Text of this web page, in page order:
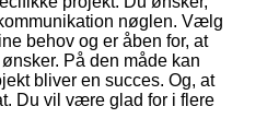
nøglen. Vælg
behov og er åben for, at
På den måde kan
bliver en succes. Og, at
Du vil være glad for i flere